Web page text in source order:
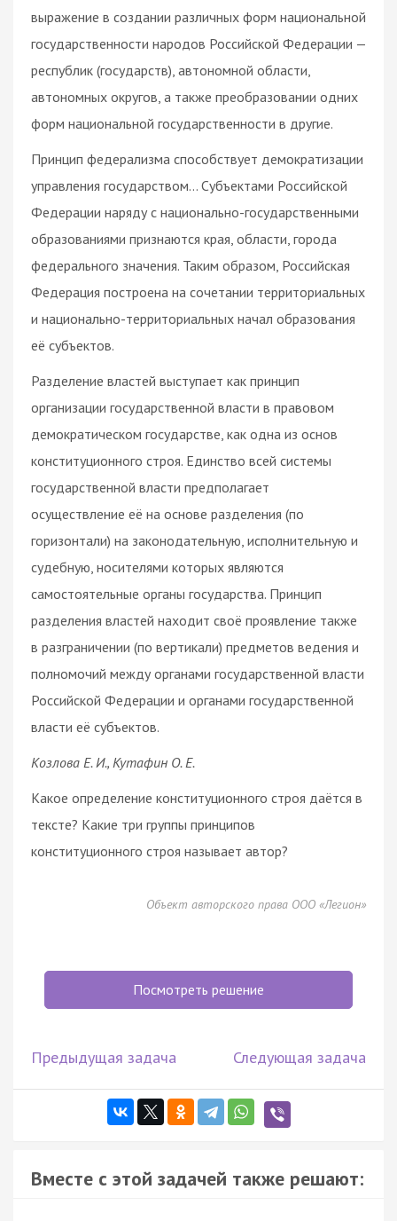
выражение в создании различных форм национальной
государственности народов Российской Федерации —
республик (государств), автономной области,
автономных округов, а также преобразовании одних
форм национальной государственности в другие.
Принцип федерализма способствует демократизации
управления государством… Субъектами Российской
Федерации наряду с национально-государственными
образованиями признаются края, области, города
федерального значения. Таким образом, Российская
Федерация построена на сочетании территориальных
и национально-территориальных начал образования
её субъектов.
Разделение властей выступает как принцип
организации государственной власти в правовом
демократическом государстве, как одна из основ
конституционного строя. Единство всей системы
государственной власти предполагает
осуществление её на основе разделения (по
горизонтали) на законодательную, исполнительную и
судебную, носителями которых являются
самостоятельные органы государства. Принцип
разделения властей находит своё проявление также
в разграничении (по вертикали) предметов ведения и
полномочий между органами государственной власти
Российской Федерации и органами государственной
власти её субъектов.
Козлова Е. И., Кутафин О. Е.
Какое определение конституционного строя даётся в
тексте? Какие три группы принципов
конституционного строя называет автор?
Объект авторского права ООО «Легион»
Посмотреть решение
Предыдущая задача Следующая задача
Вместе с этой задачей также решают: